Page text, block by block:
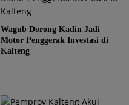
Wagub Dorong Kadin Jadi
Motor Penggerak Investasi di
Kalteng